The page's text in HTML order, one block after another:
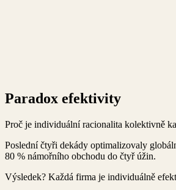
Paradox efektivity
Proč je individuální racionalita kolektivně
Poslední čtyři dekády optimalizovaly
80 % námořního obchodu do čtyř úžin.
Výsledek? Každá firma je individuálně